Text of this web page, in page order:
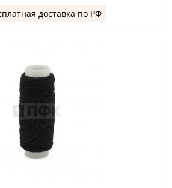
доставка по РФ